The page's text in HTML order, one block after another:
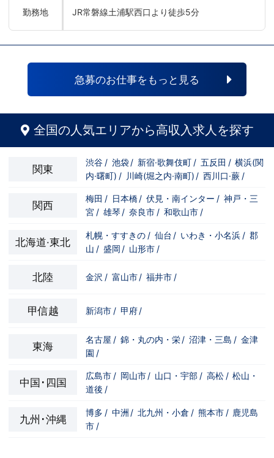
た。 当グループを選んだ理由、印象に残
っているエピソード、そして意外な趣味ま
で。森田主任の飾らない人柄が垣間見える
↓ https://www.youtube.com/watch?
勤務地 JR常磐線土浦駅西口より徒歩5分
急募のお仕事をもっと見る
全国の人気エリアから高収入求人を探す
関東
渋谷 / 池袋 / 新宿·歌舞伎町 / 五反田 / 横浜(関
内·曙町) / 川崎(堀之内·南町) / 西川口·蕨 /
関西
梅田 / 日本橋 / 伏見・南インター / 神戸・三
宮 / 雄琴 / 奈良市 / 和歌山市 /
北海道·東北
札幌・すすきの / 仙台 / いわき・小名浜 / 郡
山 / 盛岡 / 山形市 /
北陸 金沢 / 富山市 / 福井市 /
甲信越 新潟市 / 甲府 /
東海
名古屋 / 錦・丸の内・栄 / 沼津・三島 / 金津
園 /
中国･四国
広島市 / 岡山市 / 山口・宇部 / 高松 / 松山・
道後 /
九州･沖縄
博多 / 中洲 / 北九州・小倉 / 熊本市 / 鹿児島
市 /